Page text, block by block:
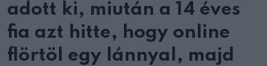
adott ki, miután a 14 éves
fia azt hitte, hogy online
flörtöl egy lánnyal, majd